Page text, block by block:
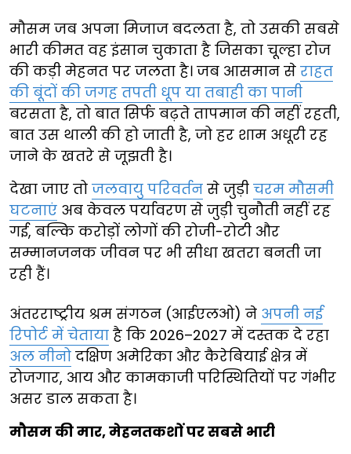
मौसम जब अपना मिजाज बदलता है, तो उसकी सबसे
भारी कीमत वह इंसान चुकाता है जिसका चूल्हा रोज
की कड़ी मेहनत पर जलता है। जब आसमान से राहत
की बूंदों की जगह तपती धूप या तबाही का पानी
बरसता है, तो बात सिर्फ बढ़ते तापमान की नहीं रहती,
बात उस थाली की हो जाती है, जो हर शाम अधूरी रह
जाने के खतरे से जूझती है।
देखा जाए तो जलवायु परिवर्तन से जुड़ी चरम मौसमी
घटनाएं अब केवल पर्यावरण से जुड़ी चुनौती नहीं रह
गई, बल्कि करोड़ों लोगों की रोजी-रोटी और
सम्मानजनक जीवन पर भी सीधा खतरा बनती जा
रही हैं।
अंतरराष्ट्रीय श्रम संगठन (आईएलओ) ने अपनी नई
रिपोर्ट में चेताया है कि 2026–2027 में दस्तक दे रहा
अल नीनो दक्षिण अमेरिका और कैरेबियाई क्षेत्र में
रोजगार, आय और कामकाजी परिस्थितियों पर गंभीर
असर डाल सकता है।
मौसम की मार, मेहनतकशों पर सबसे भारी